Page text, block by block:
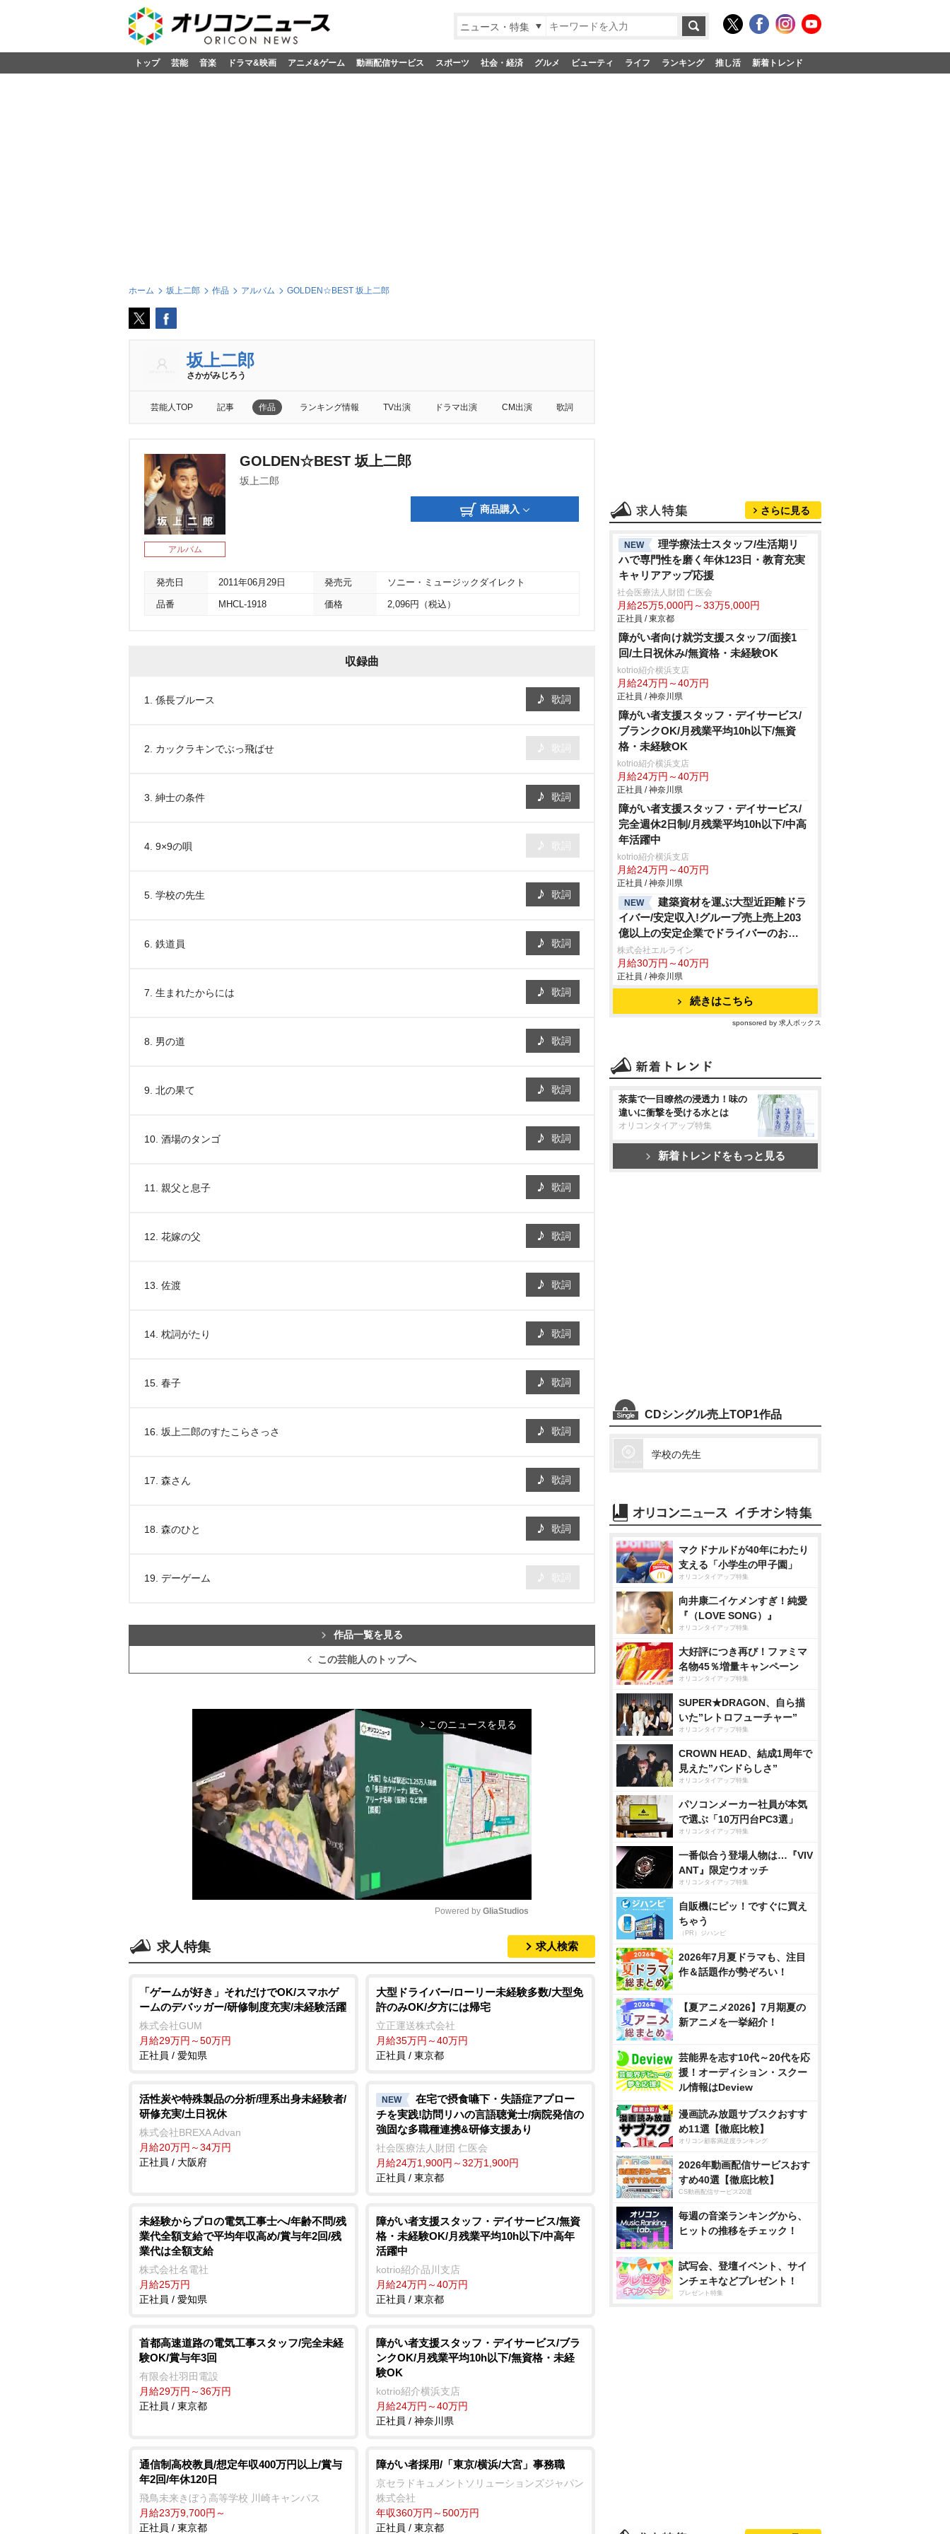
ニュース・特集
トップ 芸能 音楽 ドラマ&映画 アニメ&ゲーム 動画配信サービス スポーツ 社会・経済 グルメ ビューティ ライフ ランキング 推し活 新着トレンド
ホーム 坂上二郎 作品 アルバム GOLDEN☆BEST 坂上二郎
坂上二郎
さかがみじろう
芸能人TOP 記事 作品 ランキング情報 TV出演 ドラマ出演 CM出演 歌詞
アルバム
GOLDEN☆BEST 坂上二郎
坂上二郎
商品購入
発売日 2011年06月29日 発売元 ソニー・ミュージックダイレクト
品番 MHCL-1918 価格 2,096円（税込）
収録曲
1. 係長ブルース 歌詞
2. カックラキンでぶっ飛ばせ
3. 紳士の条件 歌詞
4. 9×9の唄
5. 学校の先生 歌詞
6. 鉄道員 歌詞
7. 生まれたからには 歌詞
8. 男の道 歌詞
9. 北の果て 歌詞
10. 酒場のタンゴ 歌詞
11. 親父と息子 歌詞
12. 花嫁の父 歌詞
13. 佐渡 歌詞
14. 枕詞がたり 歌詞
15. 春子 歌詞
16. 坂上二郎のすたこらさっさ 歌詞
17. 森さん 歌詞
18. 森のひと 歌詞
19. デーゲーム
作品一覧を見る
この芸能人のトップへ
arrow_forward_ios このニュースを見る
t
e
Powered by GliaStudios
求人特集 求人検索
「ゲームが好き」それだけでOK/スマホゲ
ームのデバッガー/研修制度充実/未経験活躍
株式会社GUM
月給29万円～50万円
正社員 / 愛知県
大型ドライバー/ローリー未経験多数/大型免
許のみOK/夕方には帰宅
立正運送株式会社
月給35万円～40万円
正社員 / 東京都
活性炭や特殊製品の分析/理系出身未経験者/
研修充実/土日祝休
株式会社BREXA Advan
月給20万円～34万円
正社員 / 大阪府
NEW
在宅で摂食嚥下・失語症アプロー
チを実践!訪問リハの言語聴覚士/病院発信の
強固な多職種連携&研修支援あり
社会医療法人財団 仁医会
月給24万1,900円～32万1,900円
正社員 / 東京都
未経験からプロの電気工事士へ/年齢不問/残
業代全額支給で平均年収高め/賞与年2回/残
業代は全額支給
株式会社名電社
月給25万円
正社員 / 愛知県
障がい者支援スタッフ・デイサービス/無資
格・未経験OK/月残業平均10h以下/中高年
活躍中
kotrio紹介品川支店
月給24万円～40万円
正社員 / 東京都
首都高速道路の電気工事スタッフ/完全未経
験OK/賞与年3回
有限会社羽田電設
月給29万円～36万円
正社員 / 東京都
障がい者支援スタッフ・デイサービス/ブラ
ンクOK/月残業平均10h以下/無資格・未経
験OK
kotrio紹介横浜支店
月給24万円～40万円
正社員 / 神奈川県
通信制高校教員/想定年収400万円以上/賞与
年2回/年休120日
飛鳥未来きぼう高等学校 川崎キャンパス
月給23万9,700円～
正社員 / 東京都
障がい者採用/「東京/横浜/大宮」事務職
京セラドキュメントソリューションズジャパン
株式会社
年収360万円～500万円
正社員 / 東京都
さらに見る
NEW
理学療法士スタッフ/生活期リ
ハで専門性を磨く年休123日・教育充実
キャリアアップ応援
社会医療法人財団 仁医会
月給25万5,000円～33万5,000円
正社員 / 東京都
障がい者向け就労支援スタッフ/面接1
回/土日祝休み/無資格・未経験OK
kotrio紹介横浜支店
月給24万円～40万円
正社員 / 神奈川県
障がい者支援スタッフ・デイサービス/
ブランクOK/月残業平均10h以下/無資
格・未経験OK
kotrio紹介横浜支店
月給24万円～40万円
正社員 / 神奈川県
障がい者支援スタッフ・デイサービス/
完全週休2日制/月残業平均10h以下/中高
年活躍中
kotrio紹介横浜支店
月給24万円～40万円
正社員 / 神奈川県
NEW
建築資材を運ぶ大型近距離ドラ
イバー/安定収入!グループ売上売上203
億以上の安定企業でドライバーのお仕
事
株式会社エルライン
月給30万円～40万円
正社員 / 神奈川県
続きはこちら
sponsored by 求人ボックス
茶葉で一目瞭然の浸透力！味の
違いに衝撃を受ける水とは
オリコンタイアップ特集
新着トレンドをもっと見る
CDシングル売上TOP1作品
学校の先生
マクドナルドが40年にわたり
支える「小学生の甲子園」
オリコンタイアップ特集
向井康二イケメンすぎ！純愛
『（LOVE SONG）』
オリコンタイアップ特集
大好評につき再び！ファミマ
名物45％増量キャンペーン
オリコンタイアップ特集
SUPER★DRAGON、自ら描
いた”レトロフューチャー”
オリコンタイアップ特集
CROWN HEAD、結成1周年で
見えた”バンドらしさ”
オリコンタイアップ特集
パソコンメーカー社員が本気
で選ぶ「10万円台PC3選」
オリコンタイアップ特集
一番似合う登場人物は…『VIV
ANT』限定ウオッチ
オリコンタイアップ特集
自販機にピッ！ですぐに買え
ちゃう
（PR）ジハンピ
2026年7月夏ドラマも、注目
作＆話題作が勢ぞろい！
【夏アニメ2026】7月期夏の
新アニメを一挙紹介！
芸能界を志す10代～20代を応
援！オーディション・スクー
ル情報はDeview
漫画読み放題サブスクおすす
め11選【徹底比較】
オリコン顧客満足度ランキング
2026年動画配信サービスおす
すめ40選【徹底比較】
CS動画配信サービス20選
毎週の音楽ランキングから、
ヒットの推移をチェック！
試写会、登壇イベント、サイ
ンチェキなどプレゼント！
プレゼント特集